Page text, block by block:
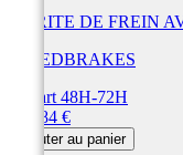
DURITE DE FREIN
SPEEDBRAKES
Départ 48H-72H
456,84 €
Ajouter au panier